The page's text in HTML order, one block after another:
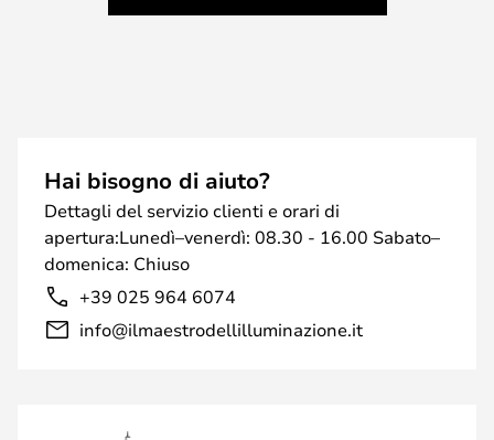
Hai bisogno di aiuto?
Dettagli del servizio clienti e orari di
apertura:Lunedì–venerdì: 08.30 - 16.00 Sabato–
domenica: Chiuso
+39 025 964 6074
info@ilmaestrodellilluminazione.it